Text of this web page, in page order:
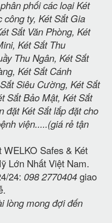
phối các loại Két
ty, Két Sắt Gia
Sắt Văn Phòng, Két
Két Sắt Thu
Thu Ngân, Két Sắt
Két Sắt Cánh
Siêu Cường, Két Sắt
Sắt Bảo Mật, Két Sắt
đặt Két Sắt lắp đặt cho
viện.....(giá rẻ tận
WELKO Safes & Két
Lớn Nhất Việt Nam.
24: 098 2770404giao
lòng mong đợi đến